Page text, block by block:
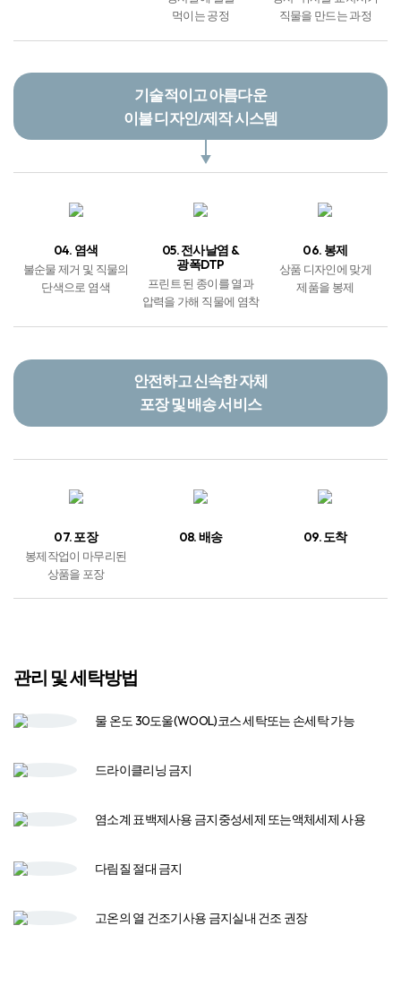
경사실에 풀을
먹이는 공정
경사 · 위사를 교차시켜
직물을 만드는 과정
기술적이고 아름다운
이불 디자인/제작 시스템
04. 염색
불순물 제거 및 직물의
단색으로 염색
05. 전사날염 &
광폭DTP
프린트 된 종이를 열과
압력을 가해 직물에 염착
06. 봉제
상품 디자인에 맞게
제품을 봉제
안전하고 신속한 자체
포장 및 배송 서비스
07. 포장
봉제작업이 마무리된
상품을 포장
08. 배송 09. 도착
관리 및 세탁방법
물 온도 30도울(WOOL)코스 세탁또는 손세탁 가능
드라이클리닝 금지
염소계 표백제사용 금지 중성세제 또는액체세제 사용​
다림질절대 금지
고온의 열 건조기​사용 금지​실내 건조 권장